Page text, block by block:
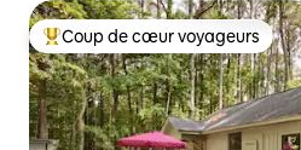
Coup de cœur voyageurs parmi
Coup de cœur voyageurs